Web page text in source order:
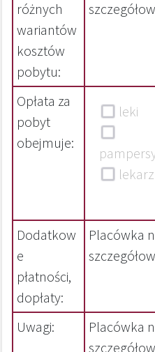
różnych
wariantów
kosztów
pobytu:
Opłata za
pobyt
obejmuje:
leki
Dodatkow
e
płatności,
dopłaty:
Placówka
Uwagi:
Placówka